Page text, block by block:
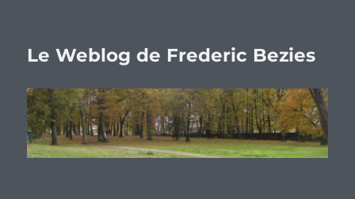
Le Weblog de Frederic Bezies